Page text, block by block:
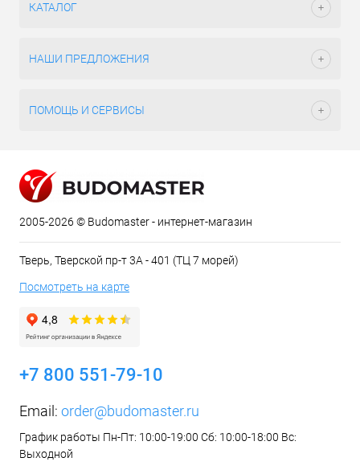
КАТАЛОГ
НАШИ ПРЕДЛОЖЕНИЯ
ПОМОЩЬ И СЕРВИСЫ
2005-2026 © Budomaster - интернет-магазин
Тверь, Тверской пр-т 3А - 401 (ТЦ 7 морей)
Посмотреть на карте
+7 800 551-79-10
Email: order@budomaster.ru
График работы Пн-Пт: 10:00-19:00 Сб: 10:00-18:00 Вс:
Выходной